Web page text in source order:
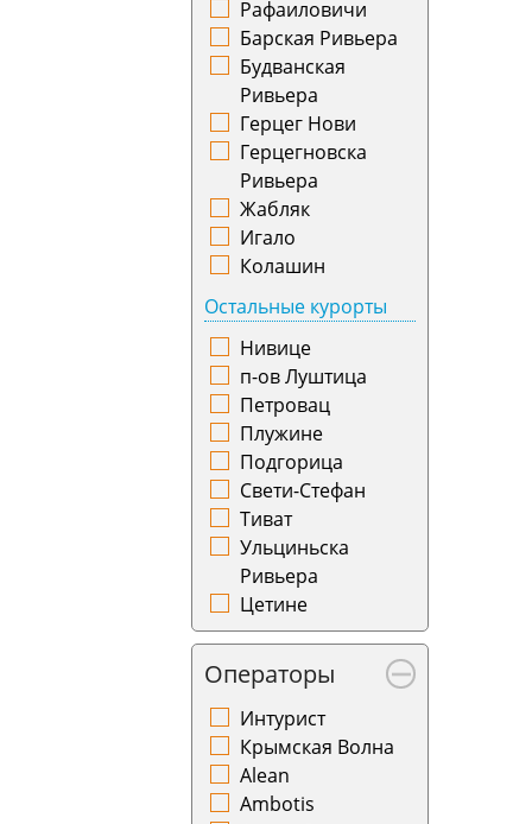
Киров
Краснодар
Красноярск
Курган
Курск
Кутаиси
Кызыл
Ленкорань
Магадан
Махачкала
Минеральные
Воды
Минск
Мурманск
Набережные
Челны
Назрань
Нальчик
Нарьян-Мар
Нахичевань
Нижневартовск
Новокузнецк
Новосибирск
Новый Уренгой
Норильск
Ноябрьск
Испания
Италия
Казахстан
Камбоджа
Катар
Кения
Кипр
Киргизия
Коста-Рика
Куба
Латвия
Литва
Люксембург
Маврикий
Малайзия
Мальта
Мексика
Монако
Нидерланды
Норвегия
Оман
Панама
Португалия
Румыния
Саудовская
Аравия
Сейшелы
Сербия
Рафаиловичи
Барская Ривьера
Будванская
Ривьера
Герцег Нови
Герцегновска
Ривьера
Жабляк
Игало
Колашин
Остальные курорты
Нивице
п-ов Луштица
Петровац
Плужине
Подгорица
Свети-Стефан
Тиват
Ульциньска
Ривьера
Цетине
Операторы
Интурист
Крымская Волна
Alean
Ambotis